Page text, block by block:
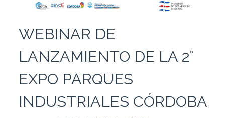
WEBINAR DE
LANZAMIENTO DE LA 2°
EXPO PARQUES
INDUSTRIALES CÓRDOBA